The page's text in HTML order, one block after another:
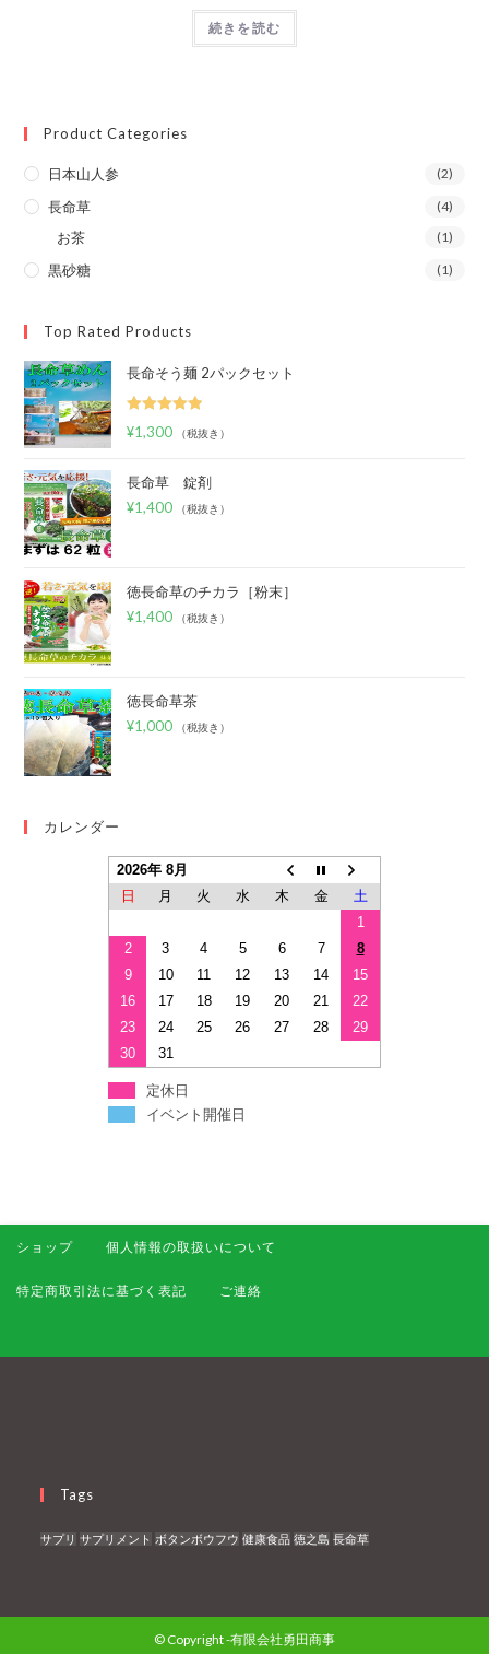
続きを読む
Product Categories
日本山人参 (2)
長命草 (4)
お茶 (1)
黒砂糖 (1)
Top Rated Products
長命そう麺 2パックセット
5段階中
¥1,300 （税抜き）
長命草 錠剤
¥1,400 （税抜き）
徳長命草のチカラ［粉末］
¥1,400 （税抜き）
徳長命草茶
¥1,000 （税抜き）
カレンダー
2026年 8月
日
月 火 水 木 金
土
1
2
3 4 5 6 7
8
9
10 11 12 13 14
15
16
17 18 19 20 21
22
23
24 25 26 27 28
29
30
31
定休日
イベント開催日
ショップ 個人情報の取扱いについて
特定商取引法に基づく表記 ご連絡
Tags
サプリ サプリメント ボタンボウフウ 健康食品 徳之島 長命草
© Copyright -有限会社勇田商事